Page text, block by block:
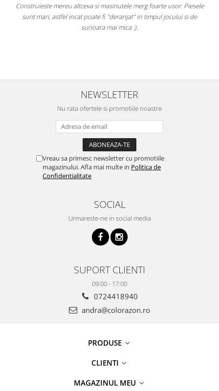
Construieste mereu altceva si masinutele merg foarte usor. Piesele
sunt mari, astfel incat poate fi "deranjat" in timpul jocului si de
surioara mai mica :).
NEWSLETTER
Nu rata ofertele si promotiile noastre
Vreau sa primesc newsletter cu promotiile
magazinului. Afla mai multe in Politica de
Confidentialitate
SOCIAL
Urmareste-ne in social media
SUPORT CLIENTI
09:00 - 17:00
0724418940
andra@colorazon.ro
PRODUSE
CLIENTI
MAGAZINUL MEU